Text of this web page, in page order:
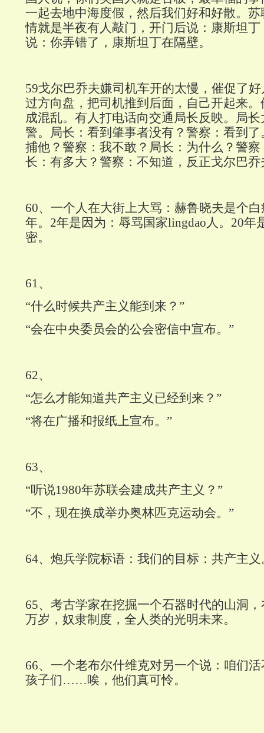
一起去地中海度假，然后我们好和好散。
情就是半夜有人敲门，开门后说：康斯坦
说：你弄错了，康斯坦丁在隔壁。
59戈尔巴乔夫嫌司机车开的太慢，催促了
过方向盘，把司机推到后面，自己开起来
成混乱。有人打电话向交通局长反映。局
警。局长：看到肇事者没有？警察：看到
捕他？警察：我不敢？局长：为什么？警
长：有多大？警察：不知道，反正戈尔巴
60、一个人在大街上大骂：赫鲁晓夫是个
年。 2年是因为：辱骂国家lingdao人。 20年
密。
61、
“什么时候共产主义能到来？”
“会在中央委员会的公会密信中宣布。”
62、
“怎么才能知道共产主义已经到来？”
“将在广播和报纸上宣布。”
63、
“听说1980年苏联会建成共产主义？”
“不，现在换成举办奥林匹克运动会。”
64、炮兵学院标语：我们的目标：共产主义
65、考古学家在挖掘一个石器时代的山洞
万岁，奴隶制度，全人类的光明未来。
66、一个老布尔什维克对另一个说：咱们
孩子们……唉，他们真可怜。